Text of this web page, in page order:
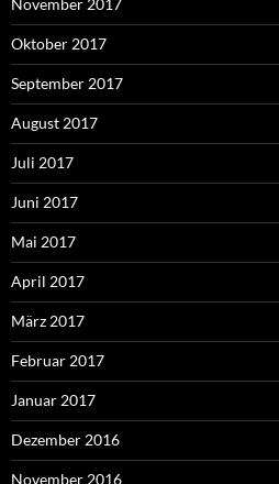
Oktober 2017
September 2017
August 2017
Juli 2017
Juni 2017
Mai 2017
April 2017
März 2017
Februar 2017
Januar 2017
Dezember 2016
November 2016